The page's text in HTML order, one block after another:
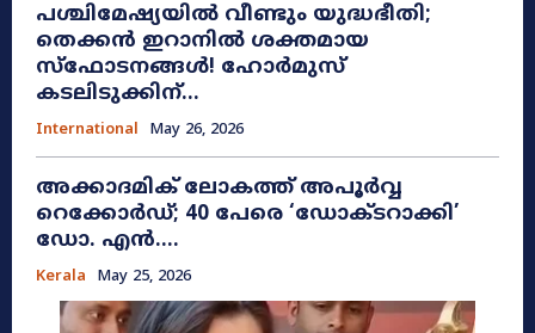
പശ്ചിമേഷ്യയിൽ വീണ്ടും യുദ്ധഭീതി;
തെക്കൻ ഇറാനിൽ ശക്തമായ
സ്ഫോടനങ്ങൾ! ഹോർമുസ്
കടലിടുക്കിന്...
International May 26, 2026
അക്കാദമിക് ലോകത്ത് അപൂർവ്വ
റെക്കോർഡ്; 40 പേരെ ‘ഡോക്ടറാക്കി’
ഡോ. എൻ....
Kerala May 25, 2026